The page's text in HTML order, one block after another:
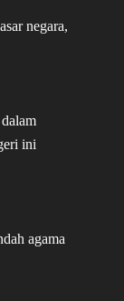
negara,
ini
agama